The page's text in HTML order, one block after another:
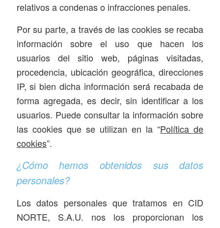
relativos a condenas o infracciones penales.
Por su parte, a través de las cookies se recaba
información sobre el uso que hacen los
usuarios del sitio web, páginas visitadas,
procedencia, ubicación geográfica, direcciones
IP, si bien dicha información será recabada de
forma agregada, es decir, sin identificar a los
usuarios. Puede consultar la información sobre
las cookies que se utilizan en la “Política de
cookies”.
¿Cómo hemos obtenidos sus datos
personales?
Los datos personales que tratamos en CID
NORTE, S.A.U. nos los proporcionan los